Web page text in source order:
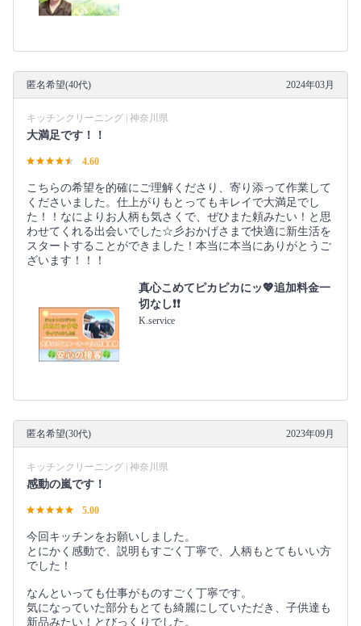
匿名希望(40代) 2024年03月
キッチンクリーニング | 神奈川県
大満足です！！
4.60
こちらの希望を的確にご理解くださり、寄り添って作業して
くださいました。仕上がりもとってもキレイで大満足でし
た！！なによりお人柄も気さくで、ぜひまた頼みたい！と思
わせてくれる出会いでした☆彡おかげさまで快適に新生活を
スタートすることができました！本当に本当にありがとうご
ざいます！！！
真心こめてピカピカにッ💖追加料金一
切なし❗️❗️
K.service
匿名希望(30代) 2023年09月
キッチンクリーニング | 神奈川県
感動の嵐です！
5.00
今回キッチンをお願いしました。
とにかく感動で、説明もすごく丁寧で、人柄もとてもいい方
でした！
なんといっても仕事がものすごく丁寧です。
気になっていた部分もとても綺麗にしていただき、子供達も
新品みたい！とびっくりでした。